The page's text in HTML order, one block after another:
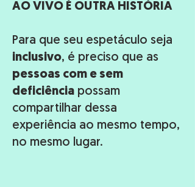
AO VIVO É OUTRA HISTÓRIA
Para que seu espetáculo seja
inclusivo, é preciso que as
pessoas com e sem
deficiência possam
compartilhar dessa
experiência ao mesmo tempo,
no mesmo lugar.